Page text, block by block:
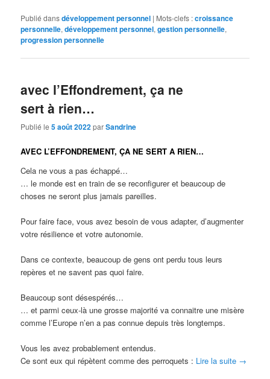
Publié dansdéveloppement personnel | Mots-clefs :croissance
personnelle,développement personnel,gestion personnelle,
progression personnelle
avec l’Effondrement, ça ne
sert à rien…
Publié le5 août 2022parSandrine
AVEC L’EFFONDREMENT, ÇA NE SERT A RIEN…
Cela ne vous a pas échappé…
… le monde est en train de se reconfigurer et beaucoup de
choses ne seront plus jamais pareilles.
Pour faire face, vous avez besoin de vous adapter, d’augmenter
votre résilience et votre autonomie.
Dans ce contexte, beaucoup de gens ont perdu tous leurs
repères et ne savent pas quoi faire.
Beaucoup sont désespérés…
… et parmi ceux-là une grosse majorité va connaitre une misère
comme l’Europe n’en a pas connue depuis très longtemps.
Vous les avez probablement entendus.
Ce sont eux qui répètent comme des perroquets : Lire la suite →